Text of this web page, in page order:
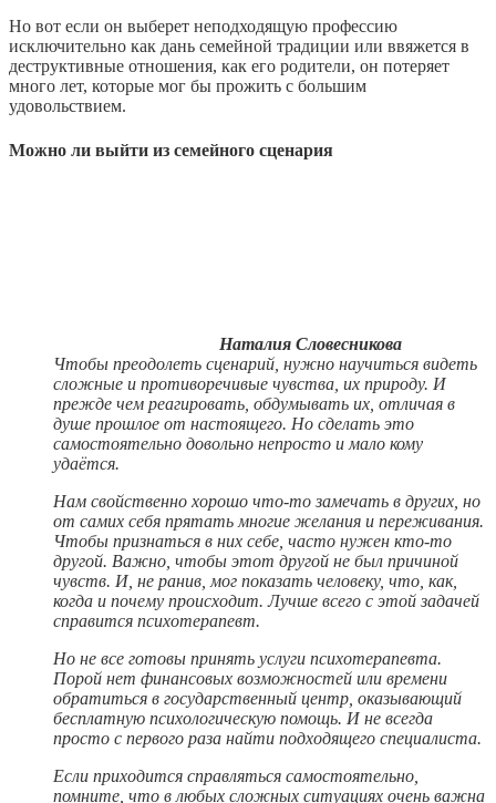
Но вот если он выберет неподходящую профессию
исключительно как дань семейной традиции или ввяжется в
деструктивные отношения, как его родители, он потеряет
много лет, которые мог бы прожить с большим
удовольствием.
Можно ли выйти из семейного сценария
Наталия Словесникова
Чтобы преодолеть сценарий, нужно научиться видеть
сложные и противоречивые чувства, их природу. И
прежде чем реагировать, обдумывать их, отличая в
душе прошлое от настоящего. Но сделать это
самостоятельно довольно непросто и мало кому
удаётся.
Нам свойственно хорошо что‑то замечать в других, но
от самих себя прятать многие желания и переживания.
Чтобы признаться в них себе, часто нужен кто‑то
другой. Важно, чтобы этот другой не был причиной
чувств. И, не ранив, мог показать человеку, что, как,
когда и почему происходит. Лучше всего с этой задачей
справится психотерапевт.
Но не все готовы принять услуги психотерапевта.
Порой нет финансовых возможностей или времени
обратиться в государственный центр, оказывающий
бесплатную психологическую помощь. И не всегда
просто с первого раза найти подходящего специалиста.
Если приходится справляться самостоятельно,
помните, что в любых сложных ситуациях очень важна